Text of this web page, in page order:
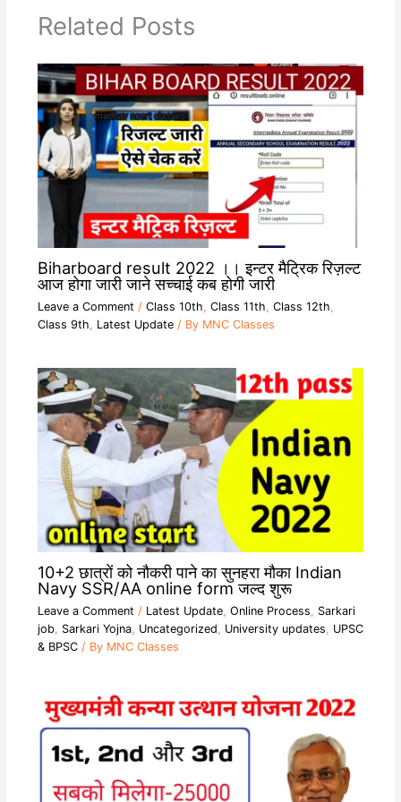
Related Posts
Biharboard result 2022 ।। इन्टर मैट्रिक रिज़ल्ट
आज होगा जारी जाने सच्चाई कब होगी जारी
Leave a Comment / Class 10th, Class 11th, Class 12th,
Class 9th, Latest Update/ By MNC Classes
10+2 छात्रों को नौकरी पाने का सुनहरा मौका Indian
Navy SSR/AA online form जल्द शुरू
Leave a Comment / Latest Update, Online Process, Sarkari
job, Sarkari Yojna, Uncategorized, University updates, UPSC
& BPSC/ By MNC Classes